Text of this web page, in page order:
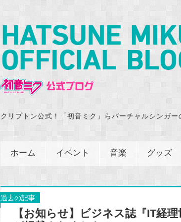
クリプトン公式！「初音ミク」らバーチャルシンガー
ホーム イベント 音楽 グッズ
過去の記事
【お知らせ】ビジネス誌『IT経